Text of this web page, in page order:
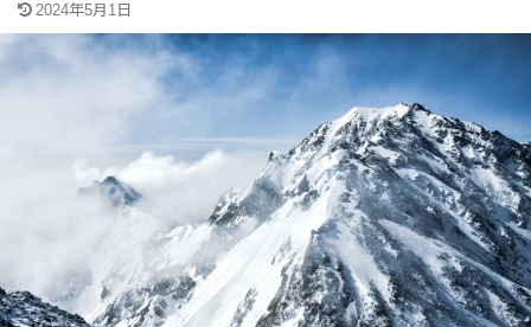
2024年5月1日